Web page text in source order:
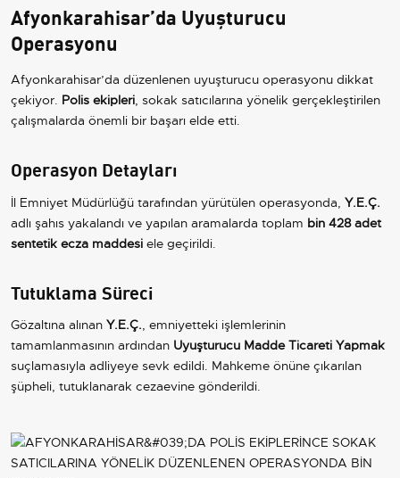
Afyonkarahisar’da Uyuşturucu
Operasyonu
Afyonkarahisar’da düzenlenen uyuşturucu operasyonu dikkat
çekiyor. Polis ekipleri, sokak satıcılarına yönelik gerçekleştirilen
çalışmalarda önemli bir başarı elde etti.
Operasyon Detayları
İl Emniyet Müdürlüğü tarafından yürütülen operasyonda, Y.E.Ç.
adlı şahıs yakalandı ve yapılan aramalarda toplam bin 428 adet
sentetik ecza maddesi ele geçirildi.
Tutuklama Süreci
Gözaltına alınan Y.E.Ç., emniyetteki işlemlerinin
tamamlanmasının ardından Uyuşturucu Madde Ticareti Yapmak
suçlamasıyla adliyeye sevk edildi. Mahkeme önüne çıkarılan
şüpheli, tutuklanarak cezaevine gönderildi.